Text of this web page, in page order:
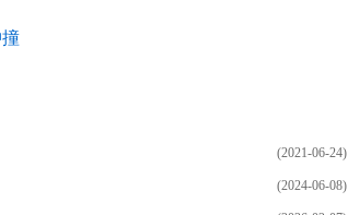
(2021-06-24)
(2024-06-08)